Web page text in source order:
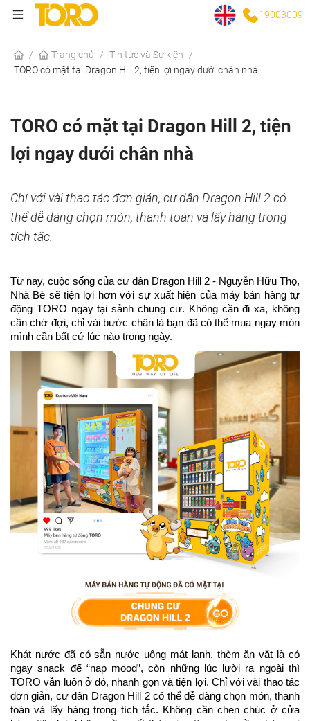
19003009
/ Trang chủ / Tin tức và Sự kiện
/
TORO có mặt tại Dragon Hill 2, tiện lợi ngay dưới chân nhà
TORO có mặt tại Dragon Hill 2, tiện
lợi ngay dưới chân nhà
Chỉ với vài thao tác đơn giản, cư dân Dragon Hill 2 có
thể dễ dàng chọn món, thanh toán và lấy hàng trong
tích tắc.
Từ nay, cuộc sống của cư dân Dragon Hill 2 - Nguyễn Hữu Thọ,
Nhà Bè sẽ tiện lợi hơn với sự xuất hiện của máy bán hàng tự
động TORO ngay tại sảnh chung cư. Không cần đi xa, không
cần chờ đợi, chỉ vài bước chân là bạn đã có thể mua ngay món
mình cần bất cứ lúc nào trong ngày.
Khát nước đã có sẵn nước uống mát lạnh, thèm ăn vặt là có
ngay snack để “nạp mood”, còn những lúc lười ra ngoài thì
TORO vẫn luôn ở đó, nhanh gọn và tiện lợi. Chỉ với vài thao tác
đơn giản, cư dân Dragon Hill 2 có thể dễ dàng chọn món, thanh
toán và lấy hàng trong tích tắc. Không cần chen chúc ở cửa